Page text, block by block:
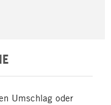
Umschlag oder